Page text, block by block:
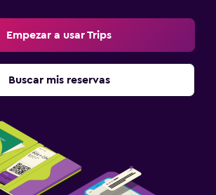
Empezar a usar Trips
Buscar mis reservas